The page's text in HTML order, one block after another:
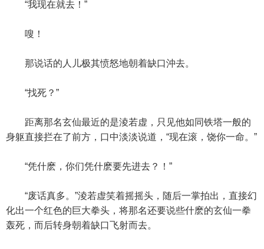
“我现在就去！”
嗖！
那说话的人儿极其愤怒地朝着缺口沖去。
“找死？”
距离那名玄仙最近的是淩若虚，只见他如同铁塔一般的
身躯直接拦在了前方，口中淡淡说道，“现在滚，饶你一命。”
“凭什麽，你们凭什麽要先进去？！”
“废话真多。”淩若虚笑着摇摇头，随后一掌拍出，直接幻
化出一个红色的巨大拳头，将那名还要说些什麽的玄仙一拳
轰死，而后转身朝着缺口飞射而去。